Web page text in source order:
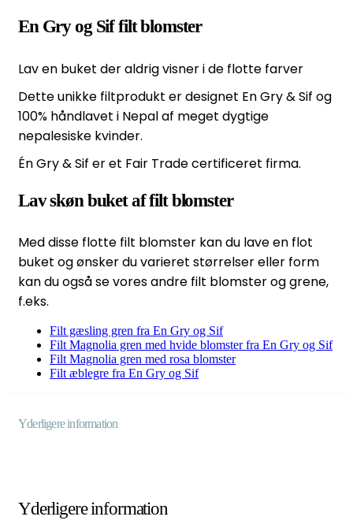
En Gry og Sif filt blomster
Lav en buket der aldrig visner i de flotte farver
Dette unikke filtprodukt er designet En Gry & Sif og
100% håndlavet i Nepal af meget dygtige
nepalesiske kvinder.
Én Gry & Sif er et Fair Trade certificeret firma.
Lav skøn buket af filt blomster
Med disse flotte filt blomster kan du lave en flot
buket og ønsker du varieret størrelser eller form
kan du også se vores andre filt blomster og grene,
f.eks.
Filt gæsling gren fra En Gry og Sif
Filt Magnolia gren med hvide blomster fra En Gry og Sif
Filt Magnolia gren med rosa blomster
Filt æblegre fra En Gry og Sif
Yderligere information
Yderligere information